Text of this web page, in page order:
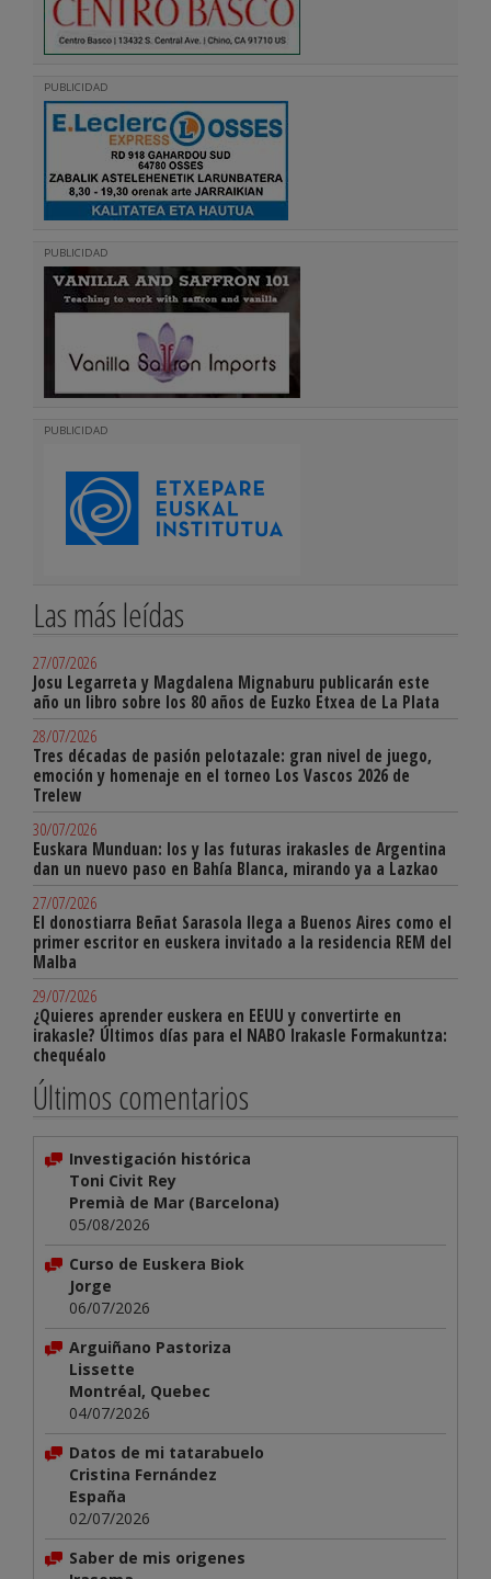
PUBLICIDAD
PUBLICIDAD
PUBLICIDAD
Las más leídas
27/07/2026
Josu Legarreta y Magdalena Mignaburu publicarán este
año un libro sobre los 80 años de Euzko Etxea de La Plata
28/07/2026
Tres décadas de pasión pelotazale: gran nivel de juego,
emoción y homenaje en el torneo Los Vascos 2026 de
Trelew
30/07/2026
Euskara Munduan: los y las futuras irakasles de Argentina
dan un nuevo paso en Bahía Blanca, mirando ya a Lazkao
27/07/2026
El donostiarra Beñat Sarasola llega a Buenos Aires como el
primer escritor en euskera invitado a la residencia REM del
Malba
29/07/2026
¿Quieres aprender euskera en EEUU y convertirte en
irakasle? Últimos días para el NABO Irakasle Formakuntza:
chequéalo
Últimos comentarios
Investigación histórica
Toni Civit Rey
Premià de Mar (Barcelona)
05/08/2026
Curso de Euskera Biok
Jorge
06/07/2026
Arguiñano Pastoriza
Lissette
Montréal, Quebec
04/07/2026
Datos de mi tatarabuelo
Cristina Fernández
España
02/07/2026
Saber de mis origenes